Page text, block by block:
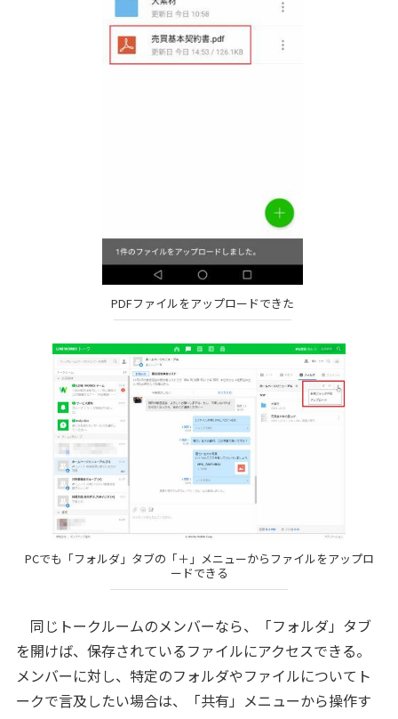
PDFファイルをアップロードできた
PCでも「フォルダ」タブの「＋」メニューからファイルをアップロ
ードできる
同じトークルームのメンバーなら、「フォルダ」タブ
を開けば、保存されているファイルにアクセスできる。
メンバーに対し、特定のフォルダやファイルについてト
ークで言及したい場合は、「共有」メニューから操作す